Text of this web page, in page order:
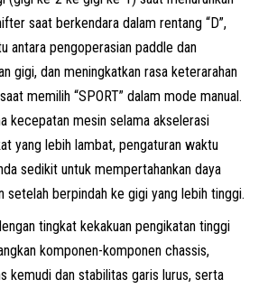
saat berkendara dalam rentang “D”,
antara pengoperasian paddle dan
gigi, dan meningkatkan rasa keterarahan
memilih “SPORT” dalam mode manual.
kecepatan mesin selama akselerasi
yang lebih lambat, pengaturan waktu
sedikit untuk mempertahankan daya
setelah berpindah ke gigi yang lebih tinggi.
tingkat kekakuan pengikatan tinggi
komponen-komponen chassis,
kemudi dan stabilitas garis lurus, serta